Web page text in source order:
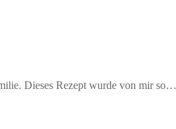
Dieses Rezept wurde von mir so…